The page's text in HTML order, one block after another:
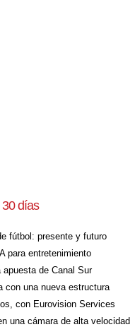
días
fútbol: presente y futuro
para entretenimiento
de Canal Sur
con una nueva estructura
con Eurovision Services
una cámara de alta velocidad